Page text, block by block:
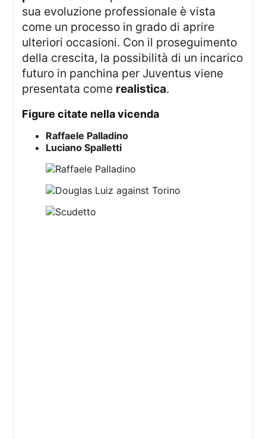
sua evoluzione professionale è vista
come un processo in grado di aprire
ulteriori occasioni. Con il proseguimento
della crescita, la possibilità di un incarico
futuro in panchina per Juventus viene
presentata come realistica.
figure citate nella vicenda
Raffaele Palladino
Luciano Spalletti